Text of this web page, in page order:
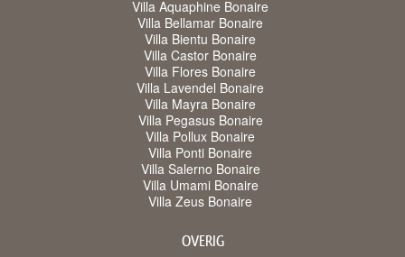
Villa Aquaphine Bonaire
Villa Bellamar Bonaire
Villa Bientu Bonaire
Villa Castor Bonaire
Villa Flores Bonaire
Villa Lavendel Bonaire
Villa Mayra Bonaire
Villa Pegasus Bonaire
Villa Pollux Bonaire
Villa Ponti Bonaire
Villa Salerno Bonaire
Villa Umami Bonaire
Villa Zeus Bonaire
OVERIG